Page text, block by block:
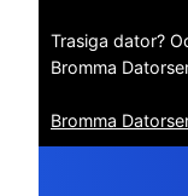
Trasiga dator?
Bromma
Bromma